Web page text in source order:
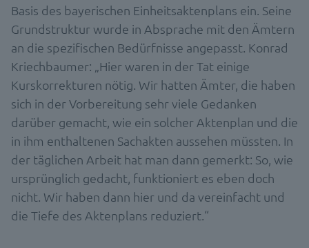
Basis des bayerischen Einheitsaktenplans ein. Seine
Grundstruktur wurde in Absprache mit den Ämtern
an die spezifischen Bedürfnisse angepasst. Konrad
Kriechbaumer: „Hier waren in der Tat einige
Kurskorrekturen nötig. Wir hatten Ämter, die haben
sich in der Vorbereitung sehr viele Gedanken
darüber gemacht, wie ein solcher Aktenplan und die
in ihm enthaltenen Sachakten aussehen müssten. In
der täglichen Arbeit hat man dann gemerkt: So, wie
ursprünglich gedacht, funktioniert es eben doch
nicht. Wir haben dann hier und da vereinfacht und
die Tiefe des Aktenplans reduziert.“